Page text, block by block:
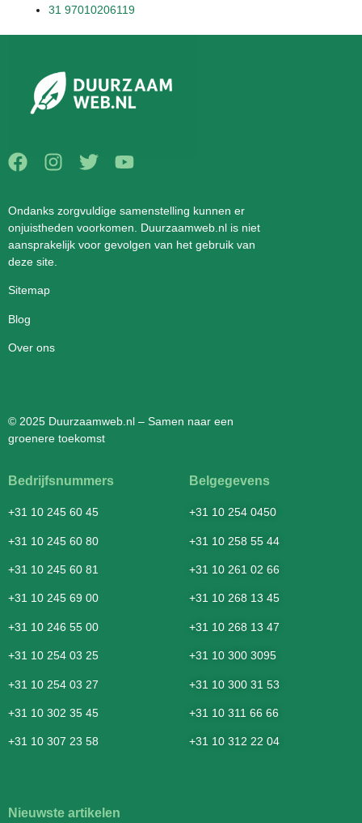
31 97010206119
Ondanks zorgvuldige samenstelling kunnen er
onjuistheden voorkomen. Duurzaamweb.nl is niet
aansprakelijk voor gevolgen van het gebruik van
deze site.
Sitemap
Blog
Over ons
© 2025 Duurzaamweb.nl – Samen naar een
groenere toekomst
Bedrijfsnummers
+31 10 245 60 45
+31 10 245 60 80
+31 10 245 60 81
+31 10 245 69 00
+31 10 246 55 00
+31 10 254 03 25
+31 10 254 03 27
+31 10 302 35 45
+31 10 307 23 58
Belgegevens
+31 10 254 0450
+31 10 258 55 44
+31 10 261 02 66
+31 10 268 13 45
+31 10 268 13 47
+31 10 300 3095
+31 10 300 31 53
+31 10 311 66 66
+31 10 312 22 04
Nieuwste artikelen